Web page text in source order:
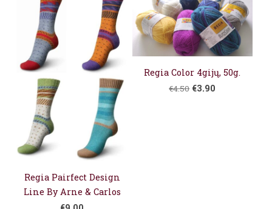
Regia Pairfect Design
Line By Arne & Carlos
Regia Color 4gijų, 50g.
€4.50 €3.90